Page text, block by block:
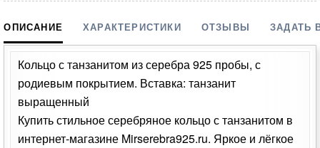
ОПИСАНИЕ ХАРАКТЕРИСТИКИ ОТЗЫВЫ ЗАДАТЬ
Кольцо с танзанитом из серебра 925 пробы, с
родиевым покрытием. Вставка: танзанит
выращенный
Купить стильное серебряное кольцо с танзанитом в
интернет-магазине Mirserebra925.ru. Яркое и лёгкое